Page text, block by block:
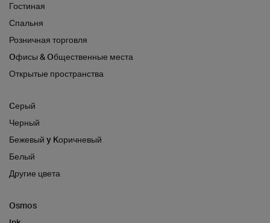
Гостиная
Спальня
Розничная торговля
Oфисы & Oбщественные места
Открытые пространства
Cерый
Черный
Бежевый y Kоричневый
Белый
Другие цвета
Osmos